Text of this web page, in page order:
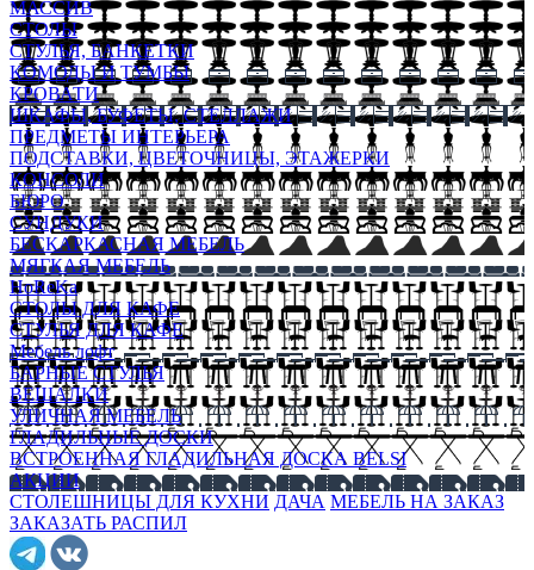
МАССИВ
СТОЛЫ
СТУЛЬЯ, БАНКЕТКИ
КОМОДЫ И ТУМБЫ
КРОВАТИ
ШКАФЫ, БУФЕТЫ, СТЕЛЛАЖИ
ПРЕДМЕТЫ ИНТЕРЬЕРА
ПОДСТАВКИ, ЦВЕТОЧНИЦЫ, ЭТАЖЕРКИ
КОНСОЛИ
БЮРО
СУНДУКИ
БЕСКАРКАСНАЯ МЕБЕЛЬ
МЯГКАЯ МЕБЕЛЬ
HoReKa
СТОЛЫ ДЛЯ КАФЕ
СТУЛЬЯ ДЛЯ КАФЕ
Мебель лофт
БАРНЫЕ СТУЛЬЯ
ВЕШАЛКИ
УЛИЧНАЯ МЕБЕЛЬ
ГЛАДИЛЬНЫЕ ДОСКИ
ВСТРОЕННАЯ ГЛАДИЛЬНАЯ ДОСКА BELSI
АКЦИИ
СТОЛЕШНИЦЫ ДЛЯ КУХНИ ДАЧА МЕБЕЛЬ НА ЗАКАЗ
ЗАКАЗАТЬ РАСПИЛ